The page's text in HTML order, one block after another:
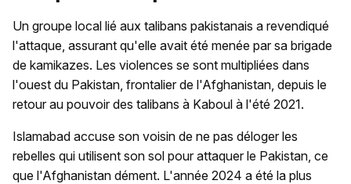
Un groupe local lié aux talibans pakistanais a revendiqué
l'attaque, assurant qu'elle avait été menée par sa brigade
de kamikazes. Les violences se sont multipliées dans
l'ouest du Pakistan, frontalier de l'Afghanistan, depuis le
retour au pouvoir des talibans à Kaboul à l'été 2021.
Islamabad accuse son voisin de ne pas déloger les
rebelles qui utilisent son sol pour attaquer le Pakistan, ce
que l'Afghanistan dément. L'année 2024 a été la plus